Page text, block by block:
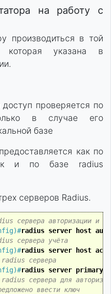
на работу с
производиться в той
которая указана в
проверяется по
в случае его
базе
как по
и по базе radius
серверов Radius.
сервера авторизации и
radius server host
сервера учёта
radius server host acct
сервера
radius server primary
сервера для
ввести ключ